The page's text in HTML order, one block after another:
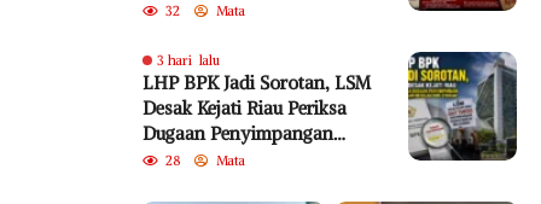
Fiktif Diduga Rugikan
32 Mata
3 hari lalu
LHP BPK Jadi Sorotan, LSM
Desak Kejati Riau Periksa
Dugaan Penyimpangan
Program Bedelau BRK
28 Mata